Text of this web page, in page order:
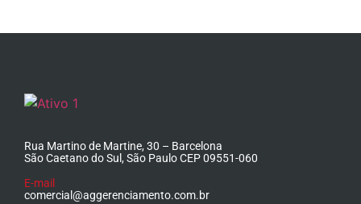
Rua Martino de Martine, 30 – Barcelona
São Caetano do Sul, São Paulo CEP 09551-060
E-mail
comercial@aggerenciamento.com.br